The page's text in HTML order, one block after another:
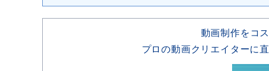
動画制作をコ
プロの動画クリエイターに